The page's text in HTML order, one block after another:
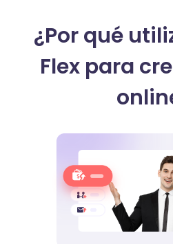
¿Por qué
Flex para